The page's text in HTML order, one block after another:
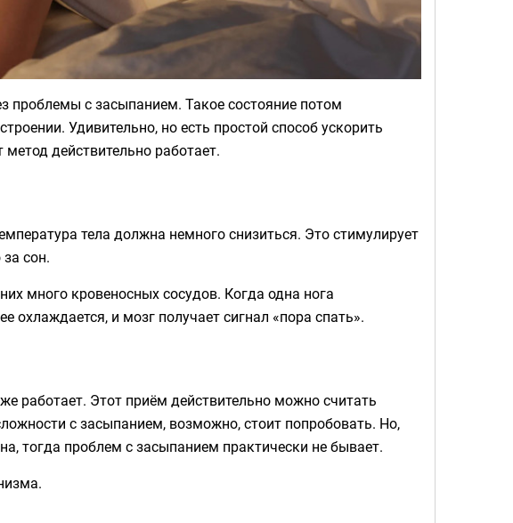
проблемы с засыпанием. Такое состояние потом
Удивительно, но есть простой способ ускорить
действительно работает.
тела должна немного снизиться. Это стимулирует
сон.
много кровеносных сосудов. Когда одна нога
охлаждается, и мозг получает сигнал «пора спать».
работает. Этот приём действительно можно считать
с засыпанием, возможно, стоит попробовать. Но,
тогда проблем с засыпанием практически не бывает.